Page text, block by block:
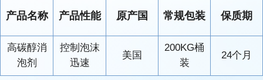
产品名称 产品性能 原产国 常规包装 保质期
高碳醇消
泡剂
控制泡沫
迅速
美国
200KG桶
装
24个月